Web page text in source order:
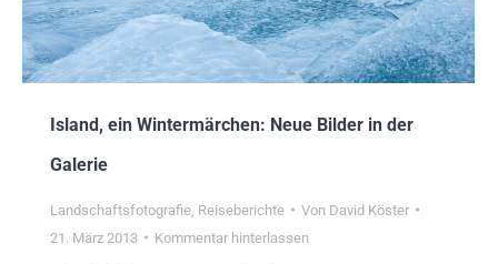
Island, ein Wintermärchen: Neue Bilder in der
Galerie
Landschaftsfotografie Reiseberichte Von David Köster
21. März 2013
Kommentar hinterlassen